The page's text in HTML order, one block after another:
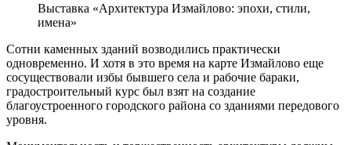
Выставка «Архитектура Измайлово: эпохи, стили,
имена»
Сотни каменных зданий возводились практически
одновременно. И хотя в это время на карте Измайлово еще
сосуществовали избы бывшего села и рабочие бараки,
градостроительный курс был взят на создание
благоустроенного городского района со зданиями передового
уровня.